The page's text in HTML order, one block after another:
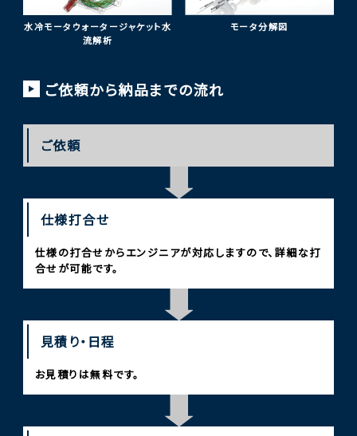
水冷モータウォータージャケット水
流解析
モータ分解図
ご依頼から納品までの流れ
ご依頼
仕様打合せ
仕様の打合せからエンジニアが対応しますので、詳細な打
合せが可能です。
見積り・日程
お見積りは無料です。